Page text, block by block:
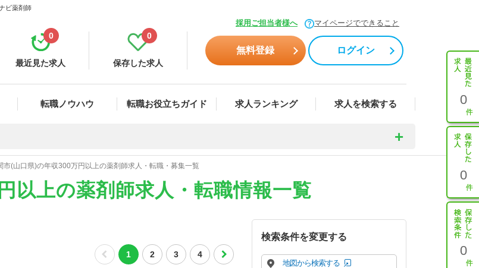
ビ薬剤師
採用ご担当者様へ マイページでできること
最近見た求人
0
保存した求人
0
無料登録 ログイン
転職ノウハウ 転職お役立ちガイド 求人ランキング 求人を検索する 0
0
0
市(山口県)の年収300万円以上の薬剤師求人・転職・募集一覧
以上の薬剤師求人・転職情報一覧
1 2 3 4
検索条件を変更する
地図から検索する